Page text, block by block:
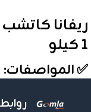
ريفانا كاتشب
1 كيلو
✅ المواصفات:
الأنواع:بارد
روابط